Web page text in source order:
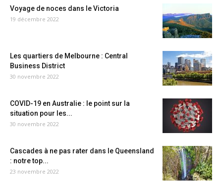
Voyage de noces dans le Victoria
19 décembre 2022
Les quartiers de Melbourne : Central
Business District
30 novembre 2022
COVID-19 en Australie : le point sur la
situation pour les...
30 novembre 2022
Cascades à ne pas rater dans le Queensland
: notre top...
23 novembre 2022